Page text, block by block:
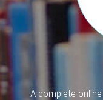
A complete